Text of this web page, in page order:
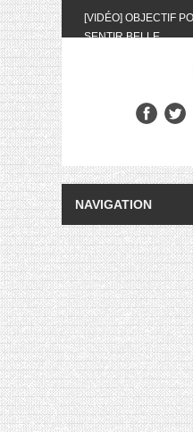
[VIDÉO] OBJECTIF
SENTIR BELLE
BIOTYFULL BOX DU
[VIDÉO] QUITOQUE
CONVIVIALITÉ
[VIDÉO] UNBOXING :
BIOTYFULL BOX DU
FEAT. AKILA
[VIDÉO] OBJECTIF
DES AUTRES, CE
AUTRES
[VIDÉO] UNBOXING :
BIOTYFULL BOX
MARS 2024 FEAT.
[VIDÉO] LA
#JANVIER2024
[VIDÉO]